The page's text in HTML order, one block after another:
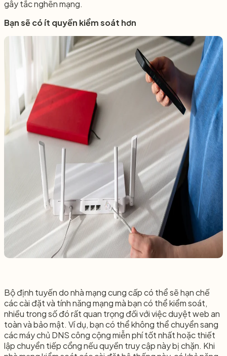
gây tắc nghẽn mạng.
Bạn sẽ có ít quyền kiểm soát hơn
Bộ định tuyến do nhà mạng cung cấp có thể sẽ hạn chế
các cài đặt và tính năng mạng mà bạn có thể kiểm soát,
nhiều trong số đó rất quan trọng đối với việc duyệt web an
toàn và bảo mật. Ví dụ, bạn có thể không thể chuyển sang
các máy chủ DNS công cộng miễn phí tốt nhất hoặc thiết
lập chuyển tiếp cổng nếu quyền truy cập này bị chặn. Khi